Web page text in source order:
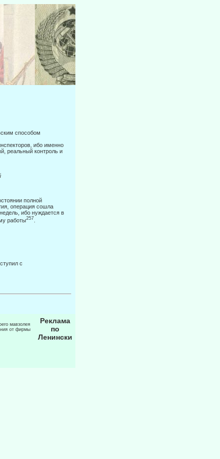
способом
ибо именно
реальный контроль и
полной
операция сошла
ибо нуждается в
работы257
с
мавзолея
от фирмы
Реклама
по
Ленински